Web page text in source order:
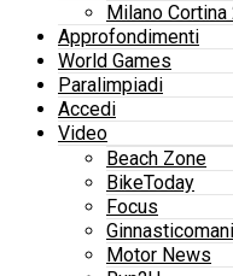
Milano Cortina
Approfondimenti
World Games
Paralimpiadi
Accedi
Video
Beach Zone
BikeToday
Focus
Motor News